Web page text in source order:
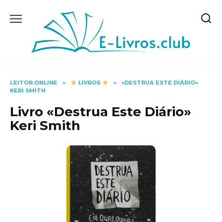
LEITOR.ONLINE » LIVROS »
«DESTRUA ESTE DIÁRIO»
KERI SMITH
Livro «Destrua Este Diário»
Keri Smith